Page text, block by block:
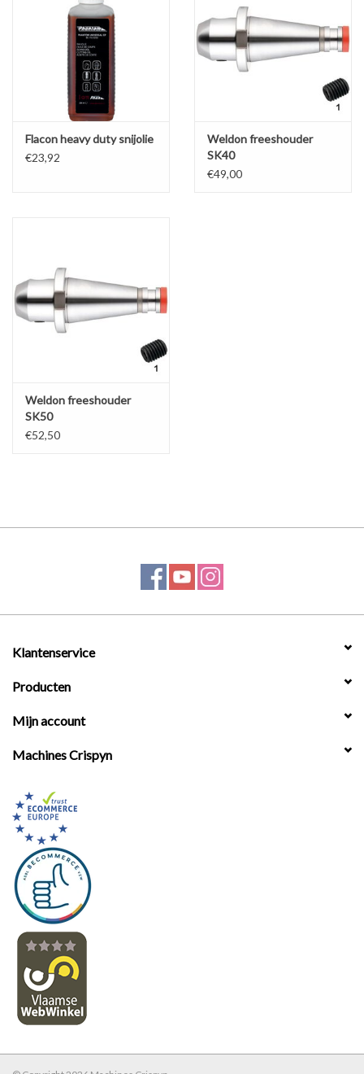
Flacon heavy duty snijolie
€23,92
Weldon freeshouder
SK40
€49,00
Weldon freeshouder
SK50
€52,50
Klantenservice
Producten
Mijn account
Machines Crispyn